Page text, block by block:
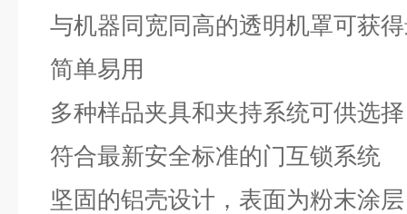
与机器同宽同高的透明机罩可获
简单易用
多种样品夹具和夹持系统可供选择
符合最新安全标准的门互锁系统
坚固的铝壳设计，表面为粉末涂层